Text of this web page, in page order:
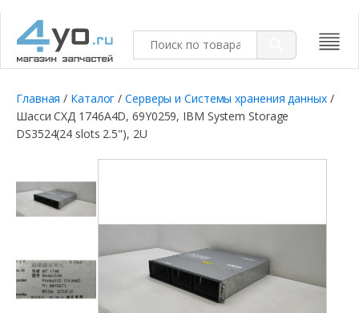
Главная / Каталог /Серверы и Системы хранения данных/
Шасси СХД 1746A4D, 69Y0259, IBM System Storage
DS3524(24 slots 2.5"), 2U